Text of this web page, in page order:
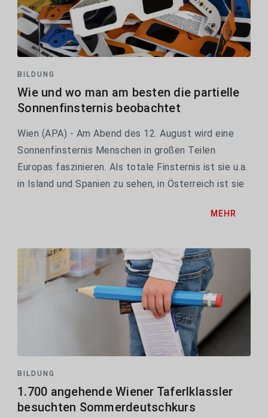
BILDUNG
Wie und wo man am besten die partielle
Sonnenfinsternis beobachtet
Wien (APA) - Am Abend des 12. August wird eine
Sonnenfinsternis Menschen in großen Teilen
Europas faszinieren. Als totale Finsternis ist sie u.a.
in Island und Spanien zu sehen, in Österreich ist sie
Sonnenuntergang, steht doch der Höhepunkt des...
MEHR
BILDUNG
1.700 angehende Wiener Taferlklassler
besuchten Sommerdeutschkurs